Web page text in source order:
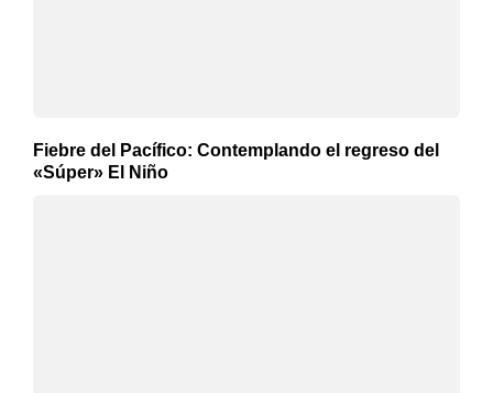
Fiebre del Pacífico: Contemplando el regreso del
«Súper» El Niño